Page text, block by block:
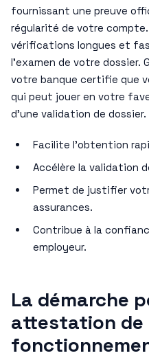
fournissant une preuve
régularité de votre
vérifications longues et
l’examen de votre
votre banque certifie que
qui peut jouer en votre
d’une validation de dossier.
Facilite l’obtention
Accélère la validation
Permet de justifier
assurances.
Contribue à la
employeur.
La démarche
attestation de